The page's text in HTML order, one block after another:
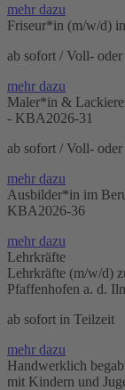
mehr dazu
Friseur*in (m/w/d)
ab sofort / Voll-
mehr dazu
Maler*in &
- KBA2026-31
ab sofort / Voll-
mehr dazu
Ausbilder*in im
KBA2026-36
mehr dazu
Lehrkräfte
Lehrkräfte (m/w/d)
Pfaffenhofen a. d.
ab sofort in Teilzeit
mehr dazu
Handwerklich
mit Kindern und